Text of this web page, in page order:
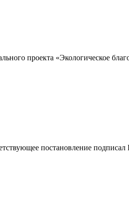
проекта «Экологическое
постановление подписал